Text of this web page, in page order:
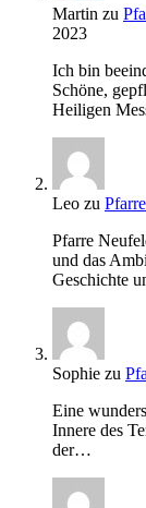
Martin zu
2023
Ich bin
Schöne,
Heiligen
Leo zu
Pfarre
und das
Geschichte
Sophie zu
Eine
Innere des
der…